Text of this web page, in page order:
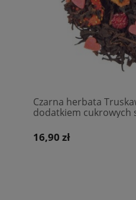
Czarna herbata
dodatkiem cukrowych
16,90 zł